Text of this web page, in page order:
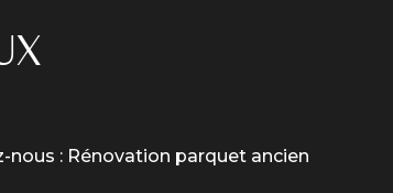
nous : Rénovation parquet ancien